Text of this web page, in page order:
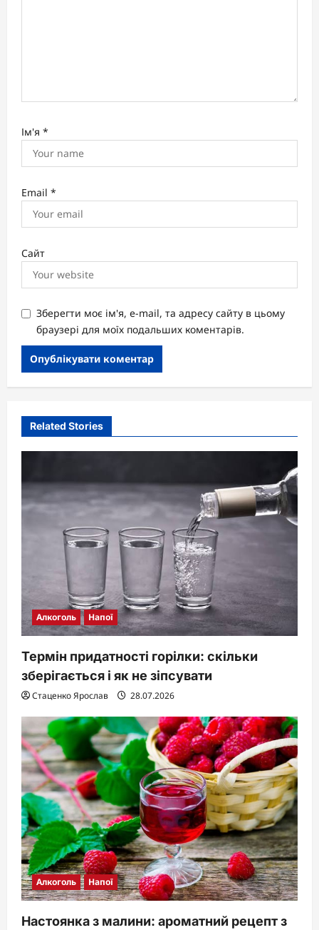
Ім'я *
Email *
Сайт
Зберегти моє ім'я, e-mail, та адресу сайту в цьому
браузері для моїх подальших коментарів.
Related Stories
Алкоголь Напої
Термін придатності горілки: скільки
зберігається і як не зіпсувати
Стаценко Ярослав 28.07.2026
Алкоголь Напої
Настоянка з малини: ароматний рецепт з